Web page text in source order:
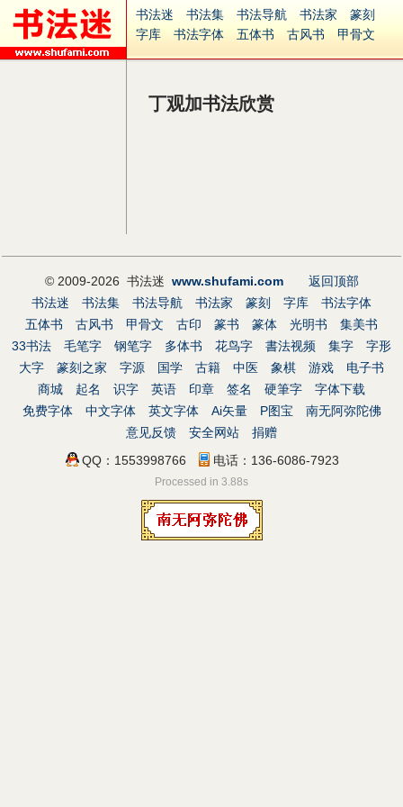
书法迷 书法集 书法导航 书法家
篆刻
字库
书法字体 五体书 古风书
甲骨文
集字
字形 大字 篆刻之家
古籍
中医 象棋 游戏
丁观加书法欣赏
© 2009-2026 书法迷 www.shufami.com
返回顶部
书法迷
书法集 书法导航 书法家 篆刻 字库
书法字体
五体书
古风书 甲骨文 古印 篆书 篆体 光明书
集美书
33书法
毛笔字 钢笔字 多体书 花鸟字 書法视频 集字
字形
大字
篆刻之家 字源 国学 古籍 中医 象棋 游戏
电子书
商城
起名 识字 英语 印章 签名 硬筆字
字体下载
免费字体
中文字体 英文字体 Ai矢量 P图宝
南无阿弥陀佛
意见反馈
安全网站
捐赠
QQ：1553998766
电话：136-6086-7923
Processed in 3.88s